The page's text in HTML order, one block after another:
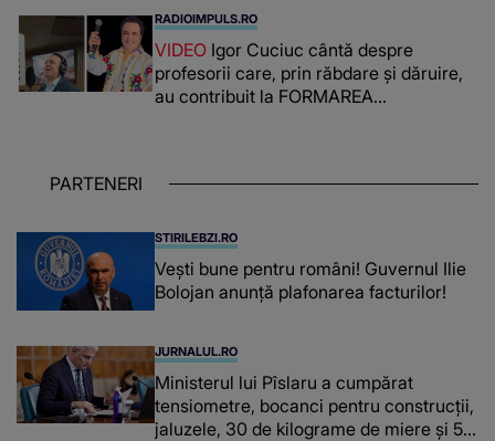
românca ucisă în Italia și ascunsă în
lada unui pat: " Îmi pare rău că nu am
reușit să fac mai mult pentru ea și..."
RADIOIMPULS.RO
VIDEO Igor Cuciuc cântă despre
profesorii care, prin răbdare și dăruire,
au contribuit la FORMAREA
chiar și după trecerea anilor: "De
PARTENERI
STIRILEBZI.RO
Vești bune pentru români! Guvernul Ilie
Bolojan anunță plafonarea facturilor!
JURNALUL.RO
Ministerul lui Pîslaru a cumpărat
tensiometre, bocanci pentru construcții,
jaluzele, 30 de kilograme de miere și 50